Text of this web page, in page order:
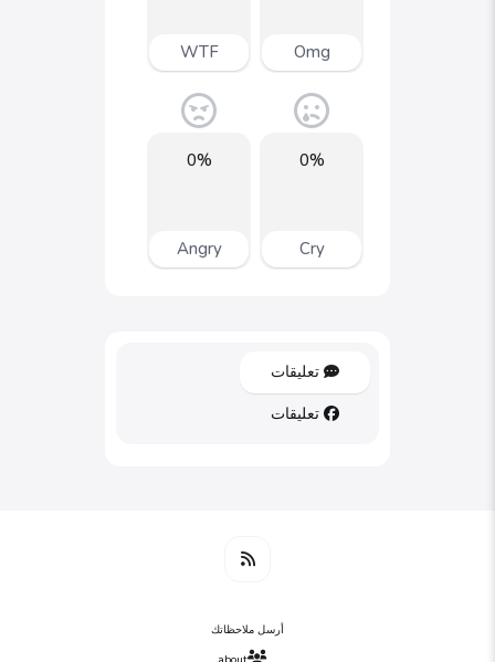
Omg
WTF
0%
Cry
0%
Angry
تعليقات
تعليقات
أرسل ملاحظاتك